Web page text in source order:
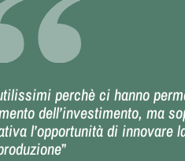
perchè ci hanno
dell’investimento, ma
l’opportunità di innovare
”